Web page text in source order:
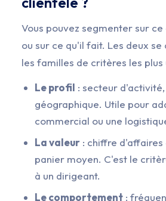
Vous pouvez segmenter sur
ou sur ce qu'il fait. Les deux se
les familles de critères les plus
Le profil : secteur
géographique. Utile pour
commercial ou une
La valeur : chiffre d'affaires
panier moyen. C'est le
à un dirigeant.
Le comportement :